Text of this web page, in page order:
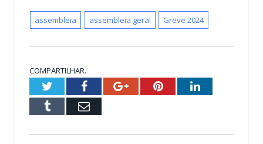
assembleia assembleia geral Greve 2024
COMPARTILHAR.
TwitterFacebookGoogle+PinterestLinkedIn
Tumblr Email